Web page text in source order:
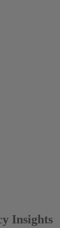
Insights